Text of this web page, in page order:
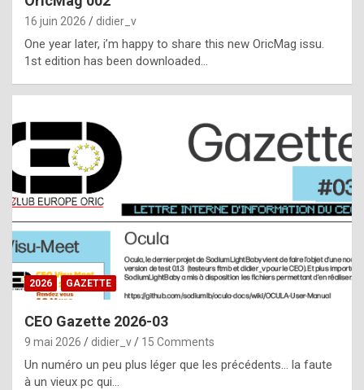
l
t
t
s
t
a
s
i
e
f
16 juin 2026 didier_v
One year later, i’m happy to share this new OricMag issu.
1st edition has been downloaded…
2026 GAZETTE
CEO Gazette 2026-03
9 mai 2026 didier_v 15 Comments
Un numéro un peu plus léger que les précédents… la faute
à un vieux pc qui…